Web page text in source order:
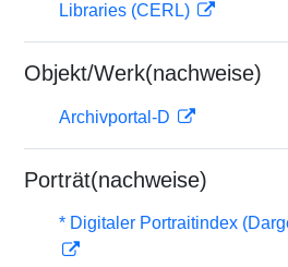
Libraries (CERL)
Objekt/Werk(nachweise)
Archivportal-D
Porträt(nachweise)
* Digitaler Portraitindex